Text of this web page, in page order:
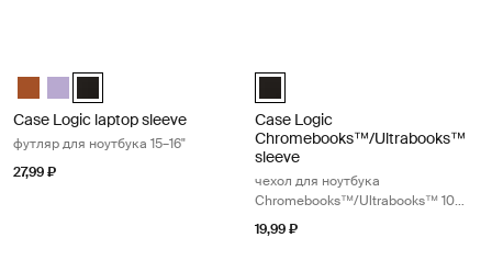
Case Logic 15-16" Laptop Sleeve Rustic Amber
Case Logic 15-16" Laptop Sleeve Lilac
Case Logic 15-16" Laptop Sleeve Чёрный (selected)
Case Logic laptop sleeve
футляр для ноутбука 15–16"
27,99 ₽
Case Logic 10-11.6"
Case Logic
Chromebooks™/Ultrabooks™
sleeve
чехол для ноутбука
Chromebooks™/Ultrabooks™ 10–
11,6"
19,99 ₽